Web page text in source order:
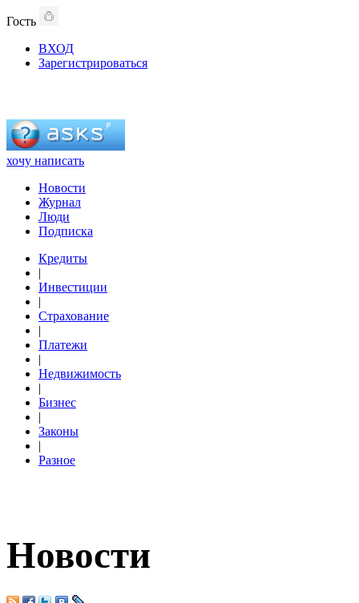
Гость
ВХОД
Зарегистрироваться
хочу написать
Новости
Журнал
Люди
Подписка
Кредиты
|
Инвестиции
|
Страхование
|
Платежи
|
Недвижимость
|
Бизнес
|
Законы
|
Разное
Новости